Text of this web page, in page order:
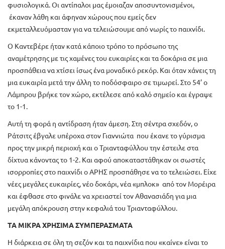
φυσιολογικά. Οι αντίπαλοι μας έμοιαζαν αποσυντονισμένοι,
έκαναν λάθη και άφηναν χώρους που εμείς δεν
εκμεταλλευόμασταν για να τελειώσουμε από νωρίς το παιχνίδι.
Ο Καντεβέρε ήταν κατά κάποιο τρόπο το πρόσωπο της
αναμέτρησης με τις χαμένες του ευκαιρίες και τα δοκάρια σε μια
προσπάθεια να χτίσει ίσως ένα μοναδικό ρεκόρ. Και όταν χάνεις τη
μια ευκαιρία μετά την άλλη το ποδόσφαιρο σε τιμωρεί. Στο 54’ ο
Λάμπρου βρήκε τον χώρο, εκτέλεσε από καλό σημείο και έγραψε
το 1-1.
Αυτή τη φορά η αντίδραση ήταν άμεση. Στη σέντρα σχεδόν, ο
Ράτσιτς έβγαλε υπέροχα στον Γιαννιώτα που έκανε το γύρισμα
προς την μικρή περιοχή και ο Τριανταφύλλου την έστειλε στα
δίχτυα κάνοντας το 1-2. Και αφού αποκαταστάθηκαν οι σωστές
ισορροπίες στο παιχνίδι ο ΑΡΗΣ προσπάθησε να το τελειώσει. Είχε
νέες μεγάλες ευκαιρίες, νέο δοκάρι, νέα «μπλοκ» από τον Μορέιρα
και έφθασε στο φινάλε να χρειαστεί τον Αθανασιάδη για μια
μεγάλη απόκρουση στην κεφαλιά του Τριανταφύλλου.
ΤΑ ΜΙΚΡΑ ΧΡΗΣΙΜΑ ΣΥΜΠΕΡΑΣΜΑΤΑ
Η διάρκεια σε όλη τη σεζόν και τα παιχνίδια που «καίνε» είναι το